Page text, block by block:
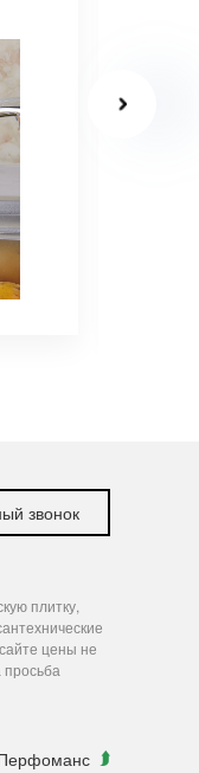
звонок
плитку,
цены не